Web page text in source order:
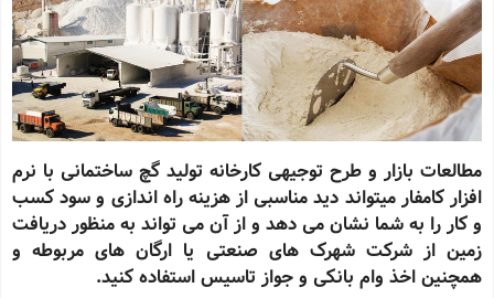
مطالعات بازار و طرح توجیهی کارخانه تولید گچ ساختمانی با نرم
افزار کامفار میتواند دید مناسبی از هزینه راه اندازی و سود کسب
و کار را به شما نشان می دهد و از آن می تواند به منظور دریافت
زمین از شرکت شهرک های صنعتی یا ارگان های مربوطه و
همچنین اخذ وام بانکی و جواز تاسیس استفاده کنید.